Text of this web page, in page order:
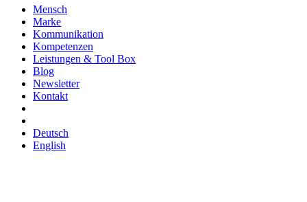
Mensch
Marke
Kommunikation
Kompetenzen
Leistungen & Tool Box
Blog
Newsletter
Kontakt
Deutsch
English